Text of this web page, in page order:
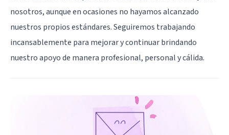
nosotros, aunque en ocasiones no hayamos alcanzado
nuestros propios estándares. Seguiremos trabajando
incansablemente para mejorar y continuar brindando
nuestro apoyo de manera profesional, personal y cálida.